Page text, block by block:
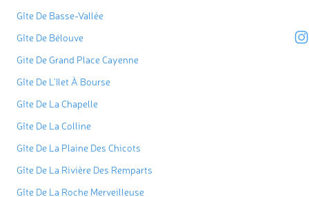
Gîte De Basse-Vallée
Gîte De Bélouve
Gite De Grand Place Cayenne
Gîte De L'Ilet À Bourse
Gîte De La Chapelle
Gîte De La Colline
Gîte De La Plaine Des Chicots
Gîte De La Rivière Des Remparts
Gîte De La Roche Merveilleuse